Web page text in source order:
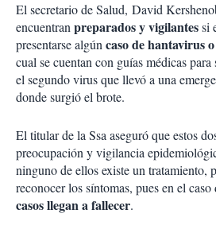
El secretario de Salud, David
encuentranpreparados y vigilantessi
presentarse algúncaso de hantavirus
cual se cuentan con guías médicas
el segundo virus que llevó a una
donde surgió el brote.
El titular de la Ssa aseguró que estos
preocupación y vigilancia
ninguno de ellos existe un tratamiento,
reconocer los síntomas, pues en el
casos llegan a fallecer.